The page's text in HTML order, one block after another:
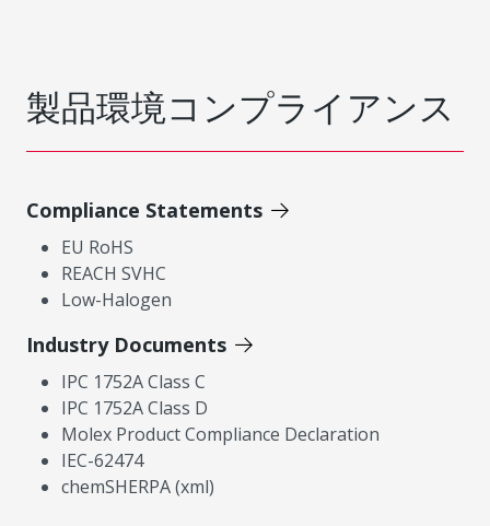
製品環境コンプライアンス
Compliance Statements
EU RoHS
REACH SVHC
Low-Halogen
Industry Documents
IPC 1752A Class C
IPC 1752A Class D
Molex Product Compliance Declaration
IEC-62474
chemSHERPA (xml)